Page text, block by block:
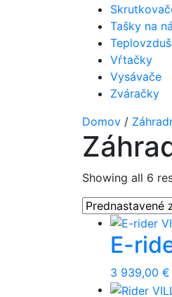
Tašky na
Vŕtačky
Vysávače
Zváračky
Domov /
Showing all 6
E-
3 939,00 €